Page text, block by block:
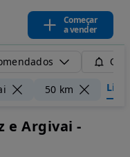
Começar
a vender
50 km
e Argivai -